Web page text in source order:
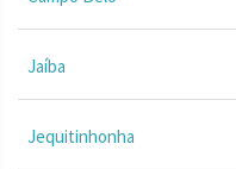
Jaíba
Jequitinhonha